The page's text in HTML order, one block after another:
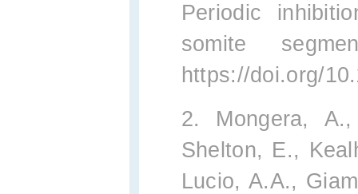
Periodic
somite
https://doi.org/
2. Mongera,
Shelton, E.,
Lucio, A.A.,